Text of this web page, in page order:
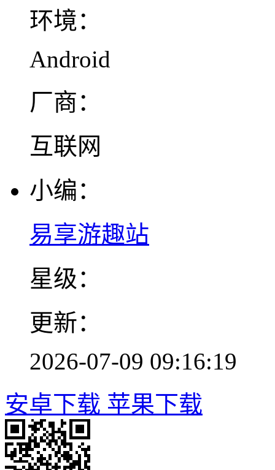
环境：
Android
厂商：
互联网
小编：
易享游趣站
星级：
更新：
2026-07-09 09:16:19
安卓下载 苹果下载